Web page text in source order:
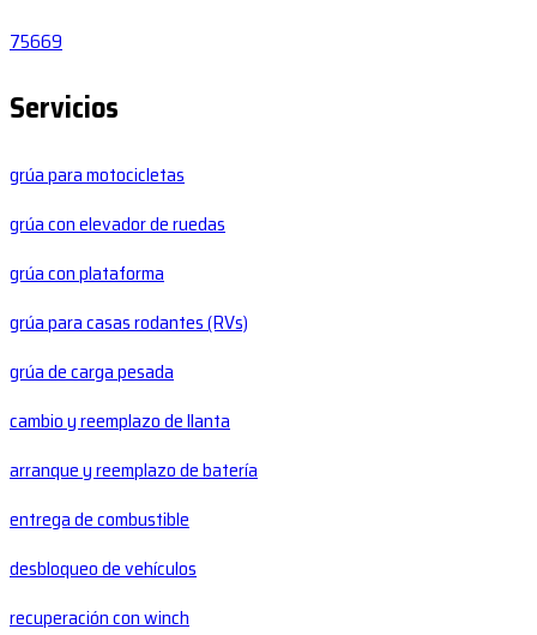
75669
Servicios
grúa para motocicletas
grúa con elevador de ruedas
grúa con plataforma
grúa para casas rodantes (RVs)
grúa de carga pesada
cambio y reemplazo de llanta
arranque y reemplazo de batería
entrega de combustible
desbloqueo de vehículos
recuperación con winch